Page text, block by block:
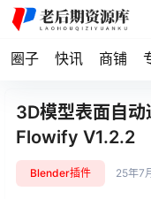
圈子 快讯 商铺
3D模型表面自
Flowify V1.2.2
Blender插件 25年7